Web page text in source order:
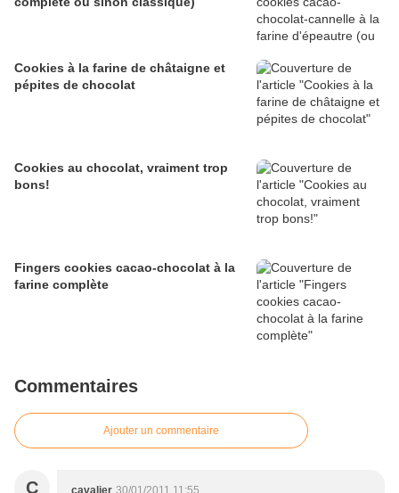
Cookies à la farine de châtaigne et
pépites de chocolat
Cookies au chocolat, vraiment trop
bons!
Fingers cookies cacao-chocolat à la
farine complète
Commentaires
Ajouter un commentaire
C cavalier 30/01/2011 11:55